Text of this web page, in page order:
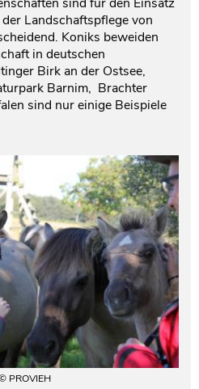
Landschaftspflege von
Koniks beweiden
in deutschen
Birk an der Ostsee,
Barnim, Brachter
sind nur einige Beispiele
PROVIEH